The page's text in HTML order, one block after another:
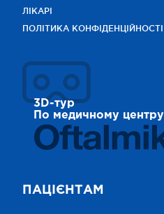
ЛІКАРІ
ПОЛІТИКА КОНФІДЕНЦІЙНОСТІ
3D-тур
По медичному центру
ПАЦІЄНТАМ